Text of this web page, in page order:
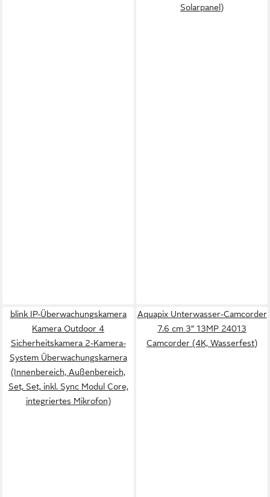
Solarpanel)
blink IP-Überwachungskamera
Kamera Outdoor 4
Sicherheitskamera 2-Kamera-
System Überwachungskamera
(Innenbereich, Außenbereich,
Set, Set, inkl. Sync Modul Core,
integriertes Mikrofon)
Aquapix Unterwasser-Camcorder
7.6 cm 3″ 13MP 24013
Camcorder (4K, Wasserfest)